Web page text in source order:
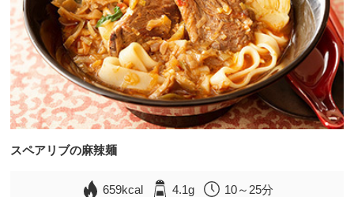
スペアリブの麻辣麺
659kcal 4.1g 10～25分